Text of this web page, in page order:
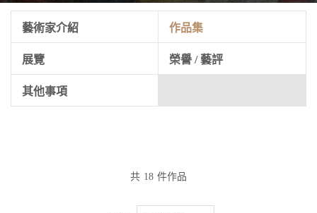
藝術家介紹 作品集
展覽 榮譽 / 藝評
其他事項
共 18 件作品